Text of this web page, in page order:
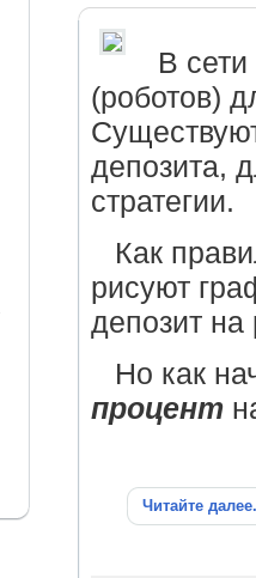
В
(роботов)
депозита,
стратегии.
Как
рисуют
депозит на
Но как
процент
Читайте